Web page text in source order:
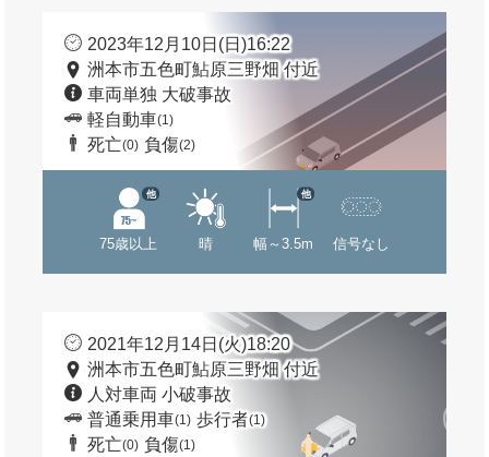
2023年12月10日(日)16:22
洲本市五色町鮎原三野畑 付近
車両単独 大破事故
軽自動車(1)
死亡(0) 負傷(2)
75歳以上
他
晴 幅～3.5m
他
信号なし
2021年12月14日(火)18:20
洲本市五色町鮎原三野畑 付近
人対車両 小破事故
普通乗用車(1) 歩行者(1)
死亡(0) 負傷(1)